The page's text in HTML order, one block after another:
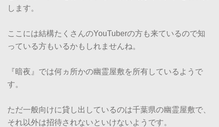
します。
ここには結構たくさんのYouTuberの方も来ているので知
っている方もいるかもしれませんね。
『暗夜』では何ヵ所かの幽霊屋敷を所有しているようで
す。
ただ一般向けに貸し出しているのは千葉県の幽霊屋敷で、
それ以外は招待されないといけないようです。